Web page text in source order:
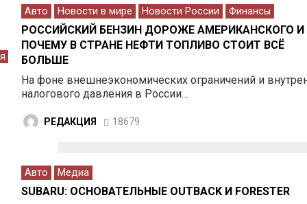
Авто Новости в мире Новости России Финансы
РОССИЙСКИЙ БЕНЗИН ДОРОЖЕ АМЕРИКАНСКОГО И
ПОЧЕМУ В СТРАНЕ НЕФТИ ТОПЛИВО СТОИТ ВСЁ
БОЛЬШЕ
На фоне внешнеэкономических ограничений и
налогового давления в России…
РЕДАКЦИЯ 18679
Авто Медиа
SUBARU: ОСНОВАТЕЛЬНЫЕ OUTBACK И FORESTER